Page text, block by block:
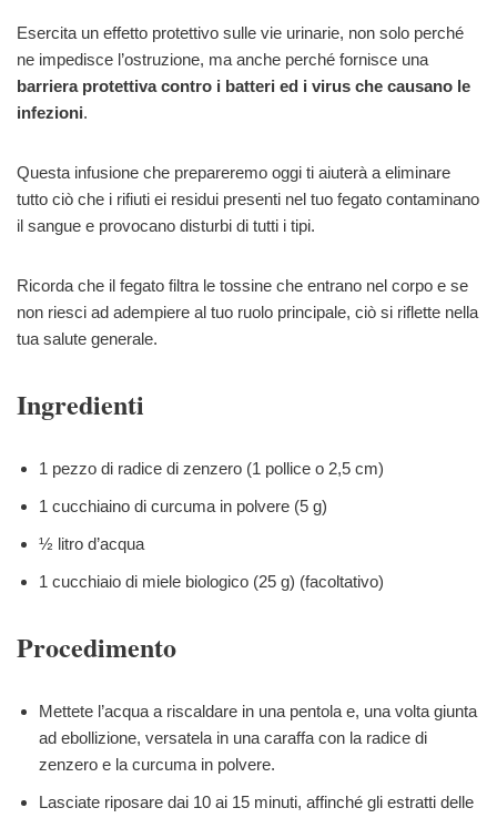
Esercita un effetto protettivo sulle vie urinarie, non solo perché
ne impedisce l’ostruzione, ma anche perché fornisce una
barriera protettiva contro i batteri ed i virus che causano le
infezioni.
Questa infusione che prepareremo oggi ti aiuterà a eliminare
tutto ciò che i rifiuti ei residui presenti nel tuo fegato contaminano
il sangue e provocano disturbi di tutti i tipi.
Ricorda che il fegato filtra le tossine che entrano nel corpo e se
non riesci ad adempiere al tuo ruolo principale, ciò si riflette nella
tua salute generale.
Ingredienti
1 pezzo di radice di zenzero (1 pollice o 2,5 cm)
1 cucchiaino di curcuma in polvere (5 g)
½ litro d’acqua
1 cucchiaio di miele biologico (25 g) (facoltativo)
Procedimento
Mettete l’acqua a riscaldare in una pentola e, una volta giunta
ad ebollizione, versatela in una caraffa con la radice di
zenzero e la curcuma in polvere.
Lasciate riposare dai 10 ai 15 minuti, affinché gli estratti delle